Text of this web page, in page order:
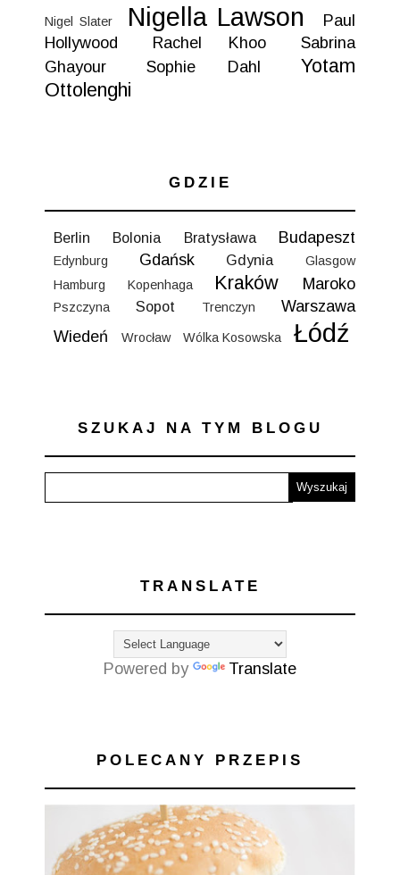
Nigel Slater Nigella Lawson
Paul
Hollywood
Rachel Khoo
Sabrina
Ghayour
Sophie Dahl
Yotam
Ottolenghi
GDZIE
Berlin Bolonia Bratysława Budapeszt
Edynburg Gdańsk Gdynia
Glasgow
Hamburg
Kopenhaga Kraków Maroko
Pszczyna Sopot Trenczyn
Warszawa
Wiedeń
Wrocław Wólka Kosowska Łódź
SZUKAJ NA TYM BLOGU
TRANSLATE
Powered by Translate
POLECANY PRZEPIS